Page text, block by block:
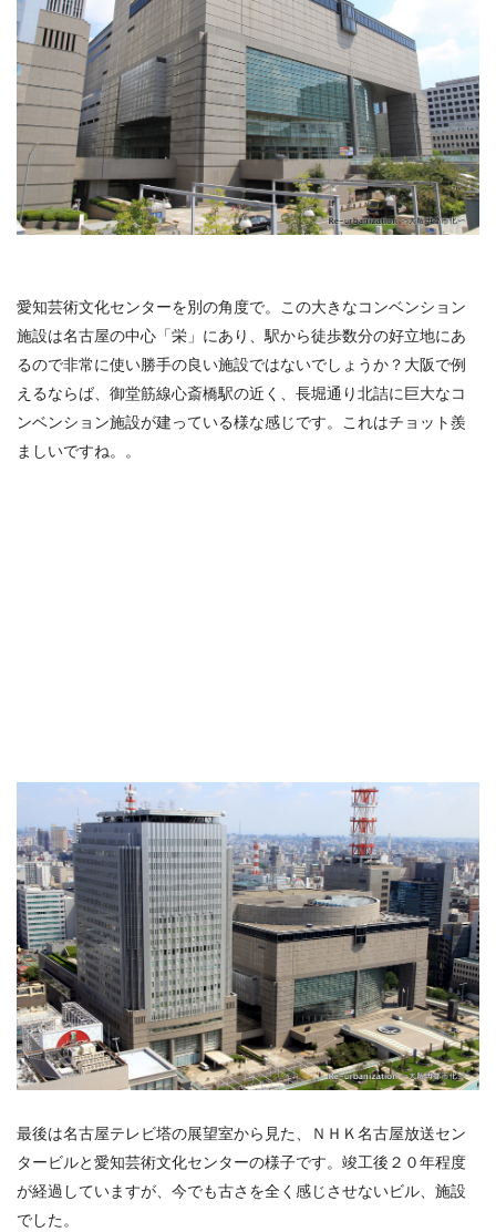
愛知芸術文化センターを別の角度で。この大きなコンベンション
施設は名古屋の中心「栄」にあり、駅から徒歩数分の好立地にあ
るので非常に使い勝手の良い施設ではないでしょうか？大阪で例
えるならば、御堂筋線心斎橋駅の近く、長堀通り北詰に巨大なコ
ンベンション施設が建っている様な感じです。これはチョット羨
ましいですね。。
最後は名古屋テレビ塔の展望室から見た、ＮＨＫ名古屋放送セン
タービルと愛知芸術文化センターの様子です。竣工後２０年程度
が経過していますが、今でも古さを全く感じさせないビル、施設
でした。